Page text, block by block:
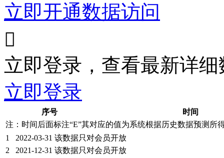
立即开通数据访问

立即登录，查看最新详细
立即登录
序号
时间
注：时间后面标注“E”其对应的值为系统根据历史数据预测所
1
2022-03-31 该数据只对会员开放
2
2021-12-31 该数据只对会员开放